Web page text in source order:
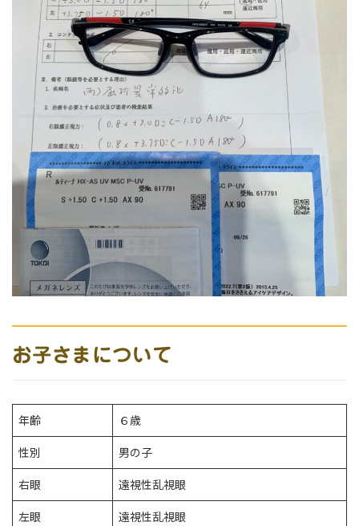
お子さまについて
年齢
６歳
性別
男の子
右眼
遠視性乱視眼
左眼
遠視性乱視眼